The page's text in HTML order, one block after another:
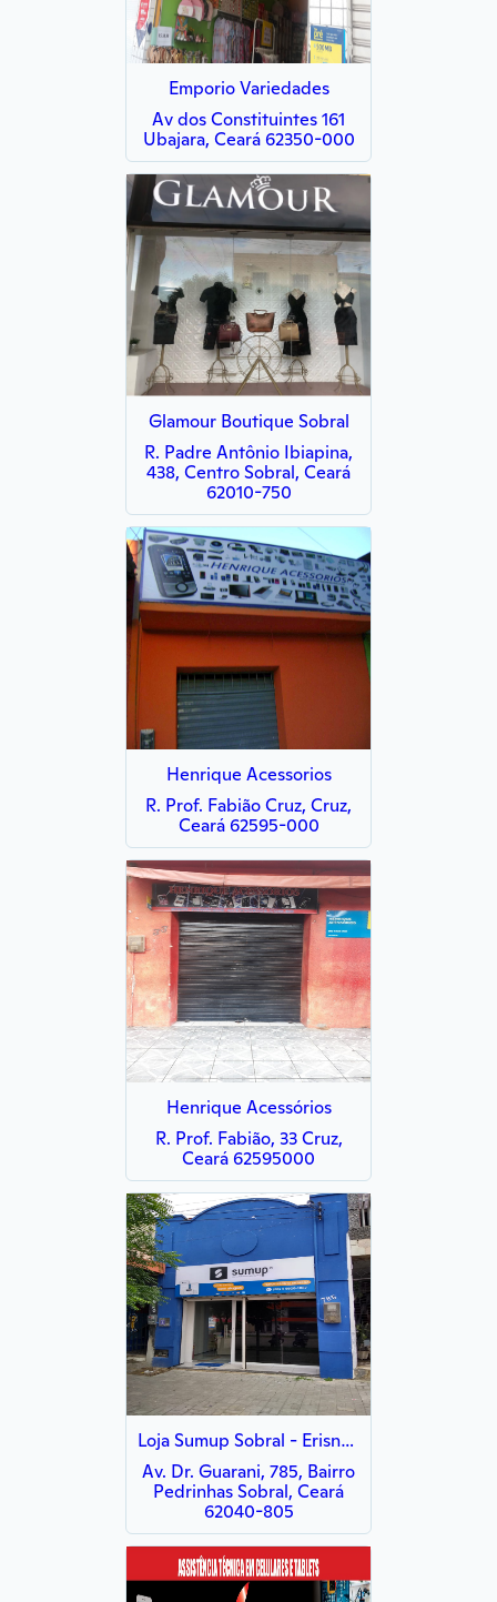
Emporio Variedades
Av dos Constituintes 161
Ubajara, Ceará 62350-000
Glamour Boutique Sobral
R. Padre Antônio Ibiapina,
438, Centro Sobral, Ceará
62010-750
Henrique Acessorios
R. Prof. Fabião Cruz, Cruz,
Ceará 62595-000
Henrique Acessórios
R. Prof. Fabião, 33 Cruz,
Ceará 62595000
Loja Sumup Sobral - Erisnaldo Produções
Av. Dr. Guarani, 785, Bairro
Pedrinhas Sobral, Ceará
62040-805